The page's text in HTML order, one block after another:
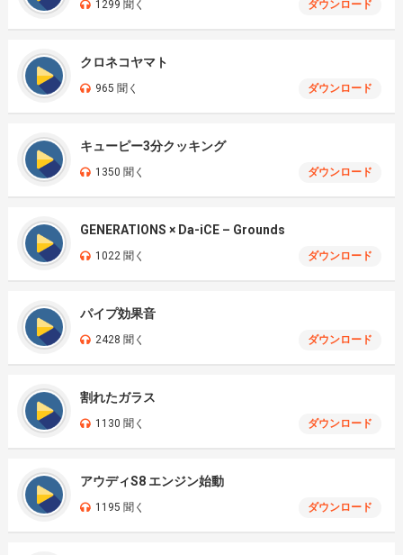
1299 聞く ダウンロード
クロネコヤマト
965 聞く ダウンロード
キューピー3分クッキング
1350 聞く ダウンロード
GENERATIONS × Da-iCE – Grounds
1022 聞く ダウンロード
パイプ効果音
2428 聞く ダウンロード
割れたガラス
1130 聞く ダウンロード
アウディS8 エンジン始動
1195 聞く ダウンロード